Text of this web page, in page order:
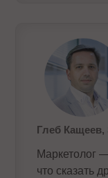
Глеб Кащеев,
Маркетолог
что сказать